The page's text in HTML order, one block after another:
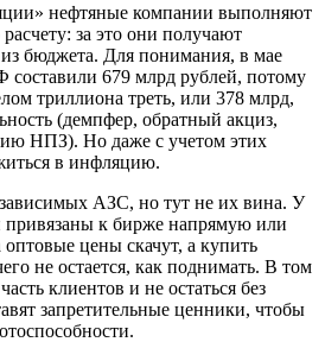
нефтяные компании выполняют
за это они получают
бюджета. Для понимания, в мае
составили 679 млрд рублей, потому
триллиона треть, или 378 млрд,
(демпфер, обратный акциз,
НПЗ). Но даже с учетом этих
в инфляцию.
АЗС, но тут не их вина. У
к бирже напрямую или
оптовые цены скачут, а купить
не остается, как поднимать. В том
клиентов и не остаться без
запретительные ценники, чтобы